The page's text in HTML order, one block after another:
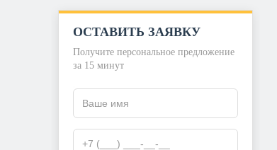
ОСТАВИТЬ ЗАЯВКУ
Получите персональное предложение
за 15 минут